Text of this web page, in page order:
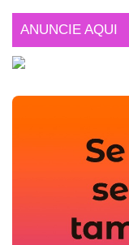
ANUNCIE AQUI